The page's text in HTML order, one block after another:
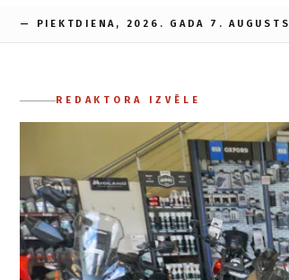
— PIEKTDIENA, 2026. GADA 7. AUGUSTS
REDAKTORA IZVĒLE